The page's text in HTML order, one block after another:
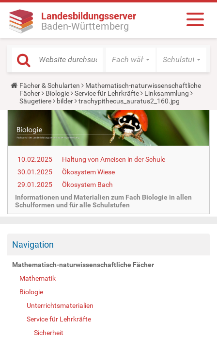
Landesbildungsserver
Baden-Württemberg
Fach wählen Schulstufe
Y
o
u
a
h
e
r
:
Fächer & Schularten
Mathematisch-naturwissenschaftliche
Fächer
Biologie Service für Lehrkräfte
Linksammlung
Säugetiere
bilder trachypithecus_auratus2_160.jpg
10.02.2025
Haltung von Ameisen in der Schule
30.01.2025
Ökosystem Wiese
29.01.2025
Ökosystem Bach
Informationen und Materialien zum Fach Biologie in allen
Schulformen und für alle Schulstufen
Navigation
Mathematisch-naturwissenschaftliche Fächer
Mathematik
Biologie
Unterrichtsmaterialien
Service für Lehrkräfte
Sicherheit